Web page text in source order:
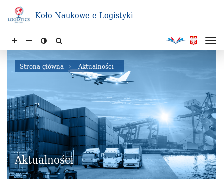
Koło Naukowe e-Logistyki
Strona główna Aktualności
Aktualności